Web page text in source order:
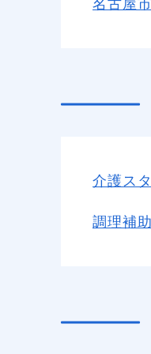
名古屋市
介護ス
調理補